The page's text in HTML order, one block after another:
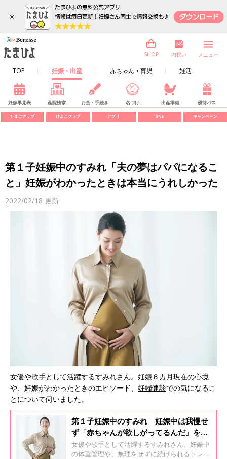
×
TOP 妊娠・出産 赤ちゃん・育児 妊活
SHOP 内祝い メニュー
妊娠早見表 産院検索 お金・手続き 名づけ 出産準備 優待パス
たまごクラブ ひよこクラブ アプリ SNS キャンペーン
第１子妊娠中のすみれ「夫の夢はパパになるこ
と」妊娠がわかったときは本当にうれしかった
2022/02/18 更新
女優や歌手として活躍するすみれさん。妊娠６カ月現在の心境
や、妊娠がわかったときのエピソード、 妊婦健診での気になるこ
とについて伺いました。
第１子妊娠中のすみれ 妊娠中は我慢せ
ず「赤ちゃんが欲しがってるんだ」をモ
ットーに！
女優や歌手として活躍するすみれさん。妊娠中
の体重管理や、無理をせずに続けられるトレー